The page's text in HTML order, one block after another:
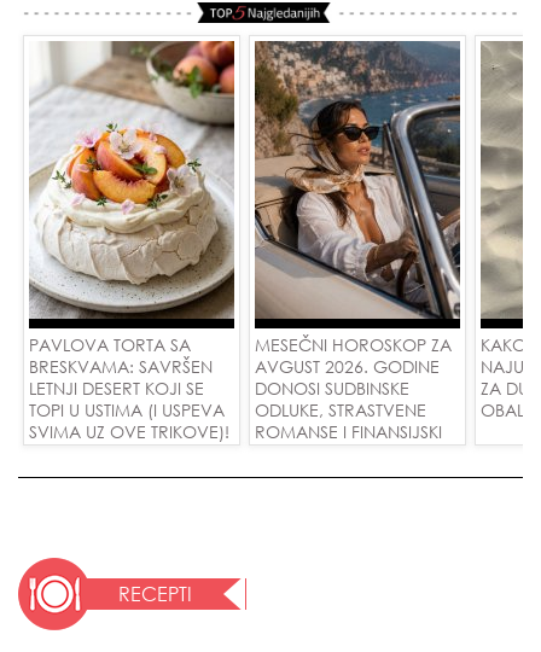
PAVLOVA TORTA SA
BRESKVAMA: SAVRŠEN
LETNJI DESERT KOJI SE
TOPI U USTIMA (I USPEVA
SVIMA UZ OVE TRIKOVE)!
MESEČNI HOROSKOP ZA
AVGUST 2026. GODINE
DONOSI SUDBINSKE
ODLUKE, STRASTVENE
ROMANSE I FINANSIJSKI
KAKO
ZA
RECEPTI